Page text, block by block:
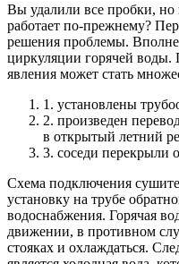
Вы удалили все пробки, но
работает по-прежнему?
решения проблемы.
циркуляции горячей воды.
явления может стать
1. установлены
2. произведен
в открытый летний
3. соседи перекрыли
Схема подключения
установку на трубе
водоснабжения. Горячая
движении, в противном
стояках и охлаждаться.